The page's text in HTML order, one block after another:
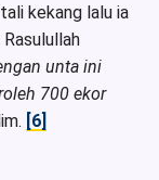
kekang lalu ia
unta ini
700 ekor
[6]